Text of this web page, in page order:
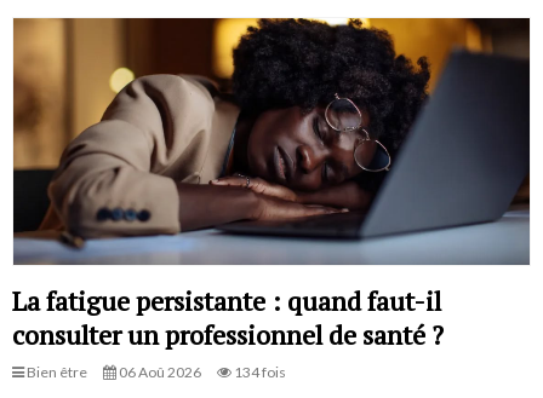
La fatigue persistante : quand faut-il
consulter un professionnel de santé ?
Bien être 06 Aoû 2026 134 fois